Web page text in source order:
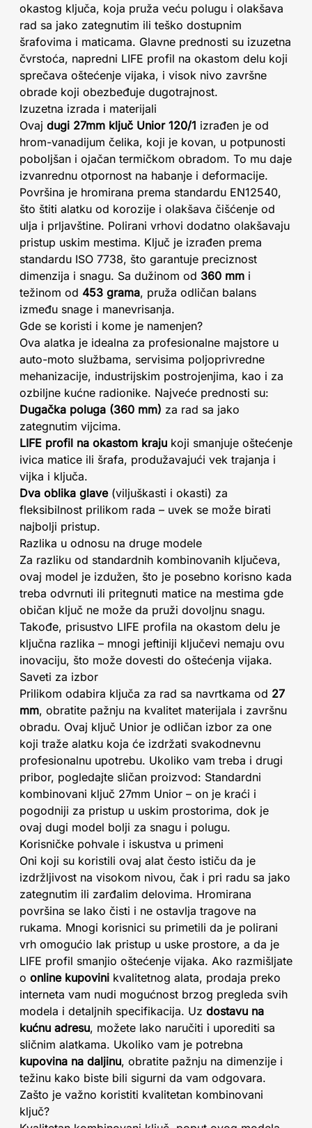
okastog ključa, koja pruža veću polugu i olakšava
rad sa jako zategnutim ili teško dostupnim
šrafovima i maticama. Glavne prednosti su izuzetna
čvrstoća, napredni LIFE profil na okastom delu koji
sprečava oštećenje vijaka, i visok nivo završne
obrade koji obezbeđuje dugotrajnost.
Izuzetna izrada i materijali
Ovaj dugi 27mm ključ Unior 120/1 izrađen je od
hrom-vanadijum čelika, koji je kovan, u potpunosti
poboljšan i ojačan termičkom obradom. To mu daje
izvanrednu otpornost na habanje i deformacije.
Površina je hromirana prema standardu EN12540,
što štiti alatku od korozije i olakšava čišćenje od
ulja i prljavštine. Polirani vrhovi dodatno olakšavaju
pristup uskim mestima. Ključ je izrađen prema
standardu ISO 7738, što garantuje preciznost
dimenzija i snagu. Sa dužinom od 360 mm i
težinom od 453 grama, pruža odličan balans
između snage i manevrisanja.
Gde se koristi i kome je namenjen?
Ova alatka je idealna za profesionalne majstore u
auto-moto službama, servisima poljoprivredne
mehanizacije, industrijskim postrojenjima, kao i za
ozbiljne kućne radionike. Najveće prednosti su:
Dugačka poluga (360 mm) za rad sa jako
zategnutim vijcima.
LIFE profil na okastom kraju koji smanjuje oštećenje
ivica matice ili šrafa, produžavajući vek trajanja i
vijka i ključa.
Dva oblika glave(viljuškasti i okasti) za
fleksibilnost prilikom rada – uvek se može birati
najbolji pristup.
Razlika u odnosu na druge modele
Za razliku od standardnih kombinovanih ključeva,
ovaj model je izdužen, što je posebno korisno kada
treba odvrnuti ili pritegnuti matice na mestima gde
običan ključ ne može da pruži dovoljnu snagu.
Takođe, prisustvo LIFE profila na okastom delu je
ključna razlika – mnogi jeftiniji ključevi nemaju ovu
inovaciju, što može dovesti do oštećenja vijaka.
Saveti za izbor
Prilikom odabira ključa za rad sa navrtkama od 27
mm, obratite pažnju na kvalitet materijala i završnu
obradu. Ovaj ključ Unior je odličan izbor za one
koji traže alatku koja će izdržati svakodnevnu
profesionalnu upotrebu. Ukoliko vam treba i drugi
pribor, pogledajte sličan proizvod: Standardni
kombinovani ključ 27mm Unior – on je kraći i
pogodniji za pristup u uskim prostorima, dok je
ovaj dugi model bolji za snagu i polugu.
Korisničke pohvale i iskustva u primeni
Oni koji su koristili ovaj alat često ističu da je
izdržljivost na visokom nivou, čak i pri radu sa jako
zategnutim ili zarđalim delovima. Hromirana
površina se lako čisti i ne ostavlja tragove na
rukama. Mnogi korisnici su primetili da je polirani
vrh omogućio lak pristup u uske prostore, a da je
LIFE profil smanjio oštećenje vijaka. Ako razmišljate
o online kupovini kvalitetnog alata, prodaja preko
interneta vam nudi mogućnost brzog pregleda svih
modela i detaljnih specifikacija. Uz dostavu na
kućnu adresu, možete lako naručiti i uporediti sa
sličnim alatkama. Ukoliko vam je potrebna
kupovina na daljinu, obratite pažnju na dimenzije i
težinu kako biste bili sigurni da vam odgovara.
Zašto je važno koristiti kvalitetan kombinovani
ključ?